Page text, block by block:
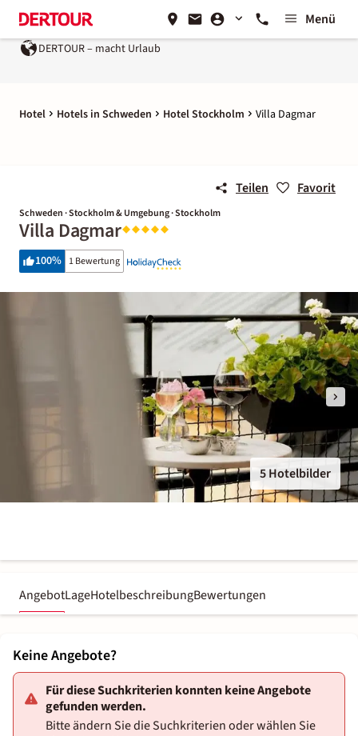
Menü
DERTOUR – macht Urlaub
Hotel Hotels in Schweden Hotel Stockholm Villa Dagmar
Teilen Favorit
Schweden · Stockholm & Umgebung · Stockholm
Villa Dagmar
100% 1 Bewertung
5 Hotelbilder
AngebotLageHotelbeschreibungBewertungen
Keine Angebote?
Für diese Suchkriterien konnten keine Angebote
gefunden werden.
Bitte ändern Sie die Suchkriterien oder wählen Sie